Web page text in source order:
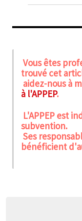
Vous êtes
trouvé cet
aidez-nous à
à l'APPEP.
L'APPEP est
subvention.
Ses
bénéficient